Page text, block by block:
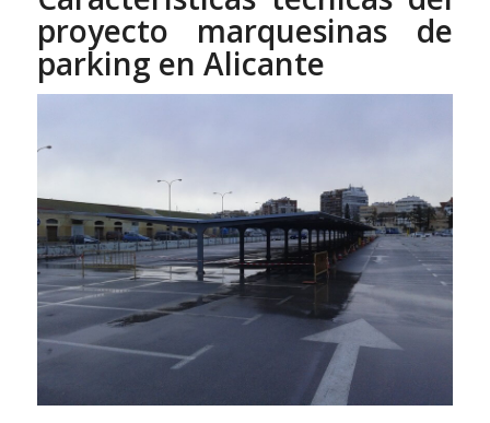
proyecto marquesinas de
parking en Alicante